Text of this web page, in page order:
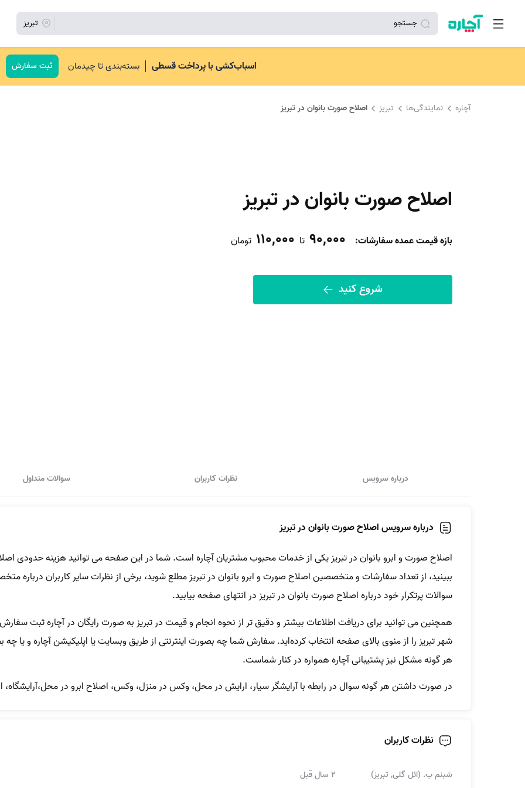
جستجو تبریز
اسباب‌کشی با پرداخت قسطی بسته‌بندی تا چیدمان ثبت سفارش
آچاره نمایندگی‌ها تبریز اصلاح صورت بانوان در تبریز
اصلاح صورت بانوان در تبریز
بازه قیمت عمده سفارشات:
90,000 تا 110,000 تومان
شروع کنید
درباره سرویس نظرات کاربران سوالات متداول
درباره سرویس اصلاح صورت بانوان در تبریز
اصلاح صورت و ابرو بانوان در تبریز یکی از خدمات محبوب مشتریان آچاره است. شما در این صفحه می توانید هزینه حدودی
ببینید، از تعداد سفارشات و متخصصین اصلاح صورت و ابرو بانوان در تبریز مطلع شوید، برخی از نظرات سایر کاربران درباره
سوالات پرتکرار خود درباره اصلاح صورت بانوان در تبریز در انتهای صفحه بیابید.
همچنین می توانید برای دریافت اطلاعات بیشتر و دقیق تر از نحوه انجام و قیمت در تبریز به صورت رایگان در آچاره ثبت
شهر تبریز را از منوی بالای صفحه انتخاب کرده‌اید. سفارش شما چه بصورت اینترنتی از طریق وبسایت یا اپلیکیشن آچاره و یا
هر گونه مشکل نیز پشتیبانی آچاره همواره در کنار شماست.
در صورت داشتن هر گونه سوال در رابطه با آرایشگر سیار، ارایش در محل، وکس در منزل، وکس، اصلاح ابرو در محل،آرایشگاه،
نظرات کاربران
شبنم ب. (ائل گلی, تبریز) 2 سال قبل